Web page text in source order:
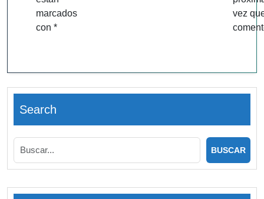
marcados
con *
vez
Search